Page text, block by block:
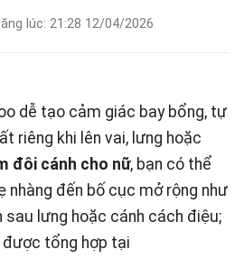
lúc: 21:28 12/04/2026
dễ tạo cảm giác bay bổng, tự
riêng khi lên vai, lưng hoặc
đôi cánh cho nữ, bạn có thể
nhàng đến bố cục mở rộng như
sau lưng hoặc cánh cách điệu;
tổng hợp tại